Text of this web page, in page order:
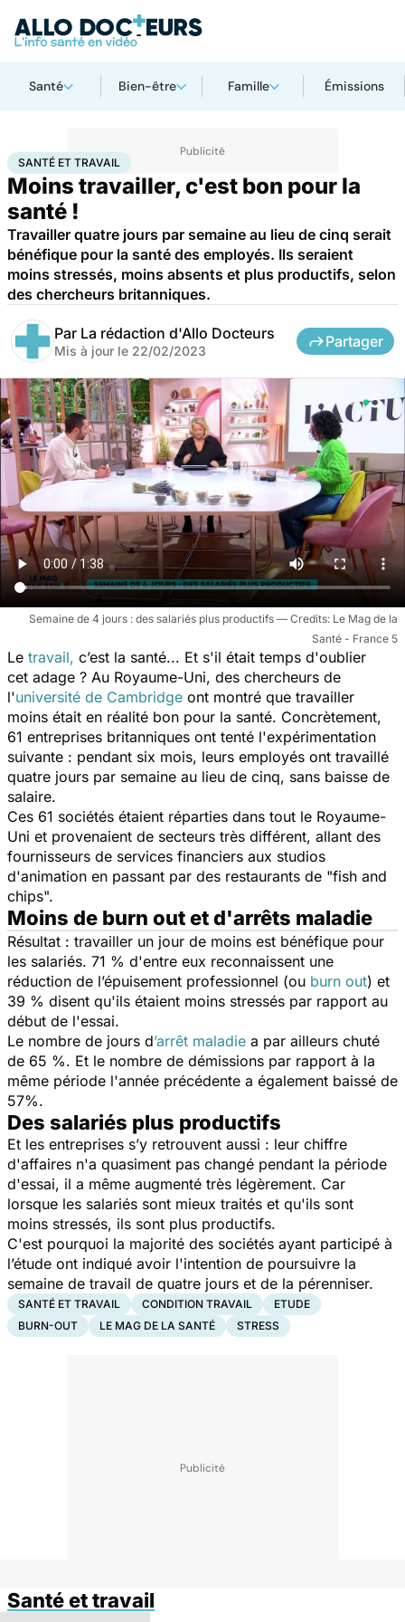
Santé Bien-être Famille Émissions
AccueilSantéSociété Santé et travail
SANTÉ ET TRAVAIL
Moins travailler, c'est bon pour la
santé !
Travailler quatre jours par semaine au lieu de cinq serait
bénéfique pour la santé des employés. Ils seraient
moins stressés, moins absents et plus productifs, selon
des chercheurs britanniques.
Par La rédaction d'Allo Docteurs
Mis à jour le 22/02/2023
Partager
Semaine de 4 jours : des salariés plus productifs
Le Mag de la
Santé - France 5
Le travail, c’est la santé... Et s'il était temps d'oublier
cet adage ? Au Royaume-Uni, des chercheurs de
l'université de Cambridge ont montré que travailler
moins était en réalité bon pour la santé. Concrètement,
61 entreprises britanniques ont tenté l'expérimentation
suivante : pendant six mois, leurs employés ont travaillé
quatre jours par semaine au lieu de cinq, sans baisse de
salaire.
Ces 61 sociétés étaient réparties dans tout le Royaume-
Uni et provenaient de secteurs très différent, allant des
fournisseurs de services financiers aux studios
d'animation en passant par des restaurants de "fish and
chips".
Moins de burn out et d'arrêts maladie
Résultat : travailler un jour de moins est bénéfique pour
les salariés. 71 % d'entre eux reconnaissent une
réduction de l’épuisement professionnel (ou burn out) et
39 % disent qu'ils étaient moins stressés par rapport au
début de l'essai.
Le nombre de jours d’arrêt maladie a par ailleurs chuté
de 65 %. Et le nombre de démissions par rapport à la
même période l'année précédente a également baissé de
57%.
Des salariés plus productifs
Et les entreprises s’y retrouvent aussi : leur chiffre
d'affaires n'a quasiment pas changé pendant la période
d'essai, il a même augmenté très légèrement. Car
lorsque les salariés sont mieux traités et qu'ils sont
moins stressés, ils sont plus productifs.
C'est pourquoi la majorité des sociétés ayant participé à
l’étude ont indiqué avoir l'intention de poursuivre la
semaine de travail de quatre jours et de la pérenniser.
SANTÉ ET TRAVAIL CONDITION TRAVAIL
ETUDE
BURN-OUT
LE MAG DE LA SANTÉ STRESS
Santé et travail